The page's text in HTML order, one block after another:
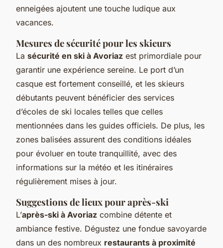
enneigées ajoutent une touche ludique aux
vacances.
Mesures de sécurité pour les skieurs
La sécurité en ski à Avoriaz est primordiale pour
garantir une expérience sereine. Le port d’un
casque est fortement conseillé, et les skieurs
débutants peuvent bénéficier des services
d’écoles de ski locales telles que celles
mentionnées dans les guides officiels. De plus, les
zones balisées assurent des conditions idéales
pour évoluer en toute tranquillité, avec des
informations sur la météo et les itinéraires
régulièrement mises à jour.
Suggestions de lieux pour après-ski
L’après-ski à Avoriaz combine détente et
ambiance festive. Dégustez une fondue savoyarde
dans un des nombreux restaurants à proximité